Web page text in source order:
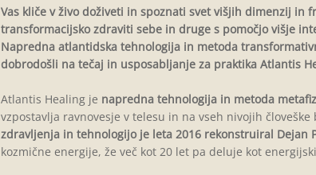
Vas kliče v živo doživeti in spoznati svet višjih dimenzij in
transformacijsko zdraviti sebe in druge s pomočjo višje
Napredna atlantidska tehnologija in metoda
dobrodošli na tečaj in usposabljanje za praktika Atlantis
Atlantis Healing je napredna tehnologija in metoda
vzpostavlja ravnovesje v telesu in na vseh nivojih
zdravljenja in tehnologijo je leta 2016 rekonstruiral Dejan
kozmične energije, že več kot 20 let pa deluje kot